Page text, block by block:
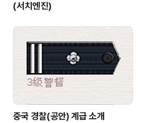
(서치엔진)
중국 경찰(공안) 계급 소개